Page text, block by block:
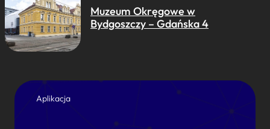
Muzeum Okręgowe w
Bydgoszczy – Gdańska 4
Aplikacja